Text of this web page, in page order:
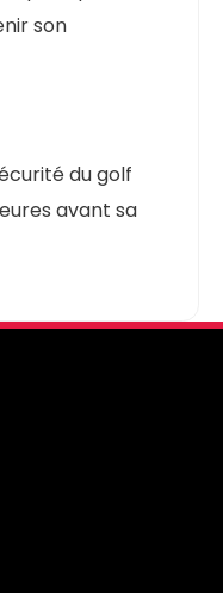
son
du golf
avant sa